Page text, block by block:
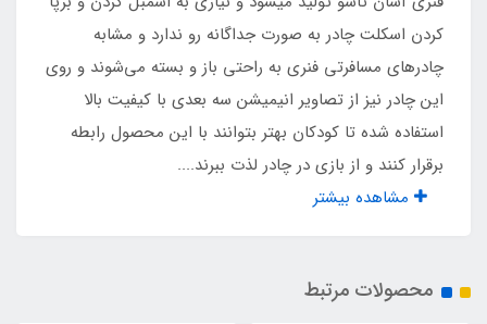
5 سال
قفل چنگالی درب
دارد
قفل چنگالی پنجره
نوار محافظ ابریشم روی فنر
کردن اسکلت چادر به صورت جداگانه رو ندارد و مشابه
چادرهای مسافرتی فنری به راحتی باز و بسته می‌شوند و روی
این چادر نیز از تصاویر انیمیشن سه بعدی با کیفیت بالا
استفاده شده تا کودکان بهتر بتوانند با این محصول رابطه
برقرار کنند و از بازی در چادر لذت ببرند....
مشاهده بیشتر
محصولات مرتبط